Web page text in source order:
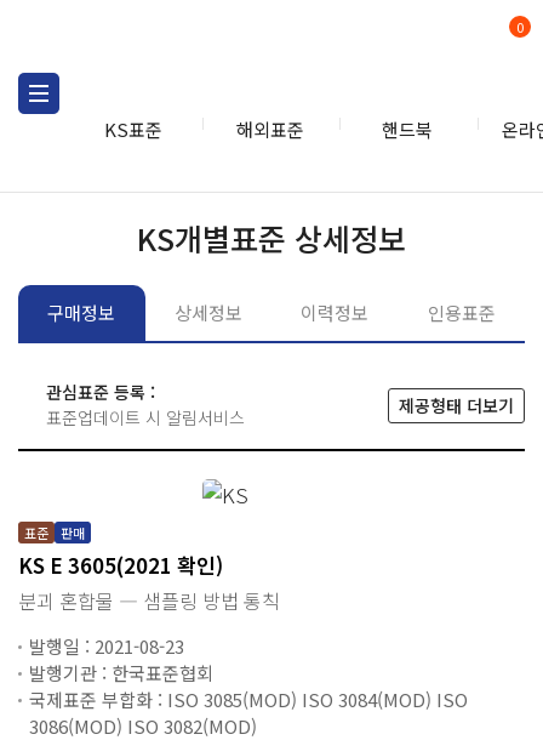
KS표준 해외표준 핸드북 온라
0
KS개별표준 상세정보
구매정보 상세정보 이력정보 인용표준
관심표준 등록 :
표준업데이트 시 알림서비스
제공형태 더보기
표준 판매
KS E 3605(2021 확인)
분괴 혼합물 ― 샘플링 방법 통칙
발행일 : 2021-08-23
발행기관 : 한국표준협회
국제표준 부합화 : ISO 3085(MOD) ISO 3084(MOD) ISO
3086(MOD) ISO 3082(MOD)